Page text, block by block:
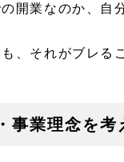
開業なのか、自
、それがブレる
事業理念を考